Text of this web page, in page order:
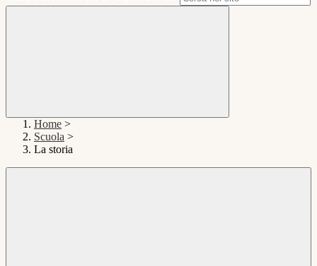
Home >
Scuola >
La storia